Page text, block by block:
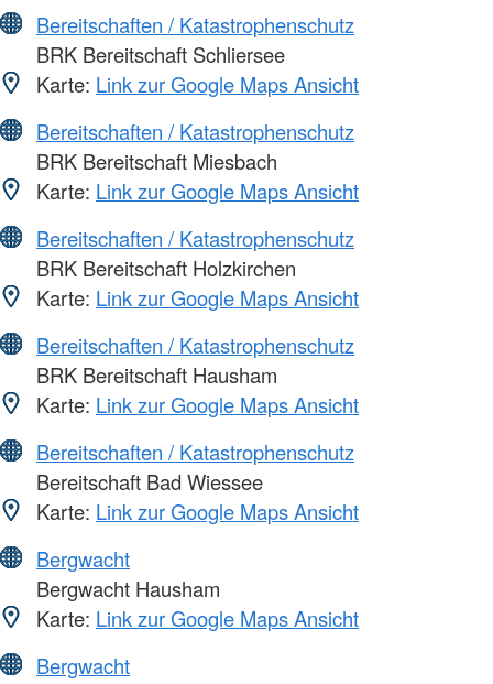
Bereitschaften / Katastrophenschutz
BRK Bereitschaft Schliersee
Karte: Link zur Google Maps Ansicht
Bereitschaften / Katastrophenschutz
BRK Bereitschaft Miesbach
Karte: Link zur Google Maps Ansicht
Bereitschaften / Katastrophenschutz
BRK Bereitschaft Holzkirchen
Karte: Link zur Google Maps Ansicht
Bereitschaften / Katastrophenschutz
BRK Bereitschaft Hausham
Karte: Link zur Google Maps Ansicht
Bereitschaften / Katastrophenschutz
Bereitschaft Bad Wiessee
Karte: Link zur Google Maps Ansicht
Bergwacht
Bergwacht Hausham
Karte: Link zur Google Maps Ansicht
Bergwacht